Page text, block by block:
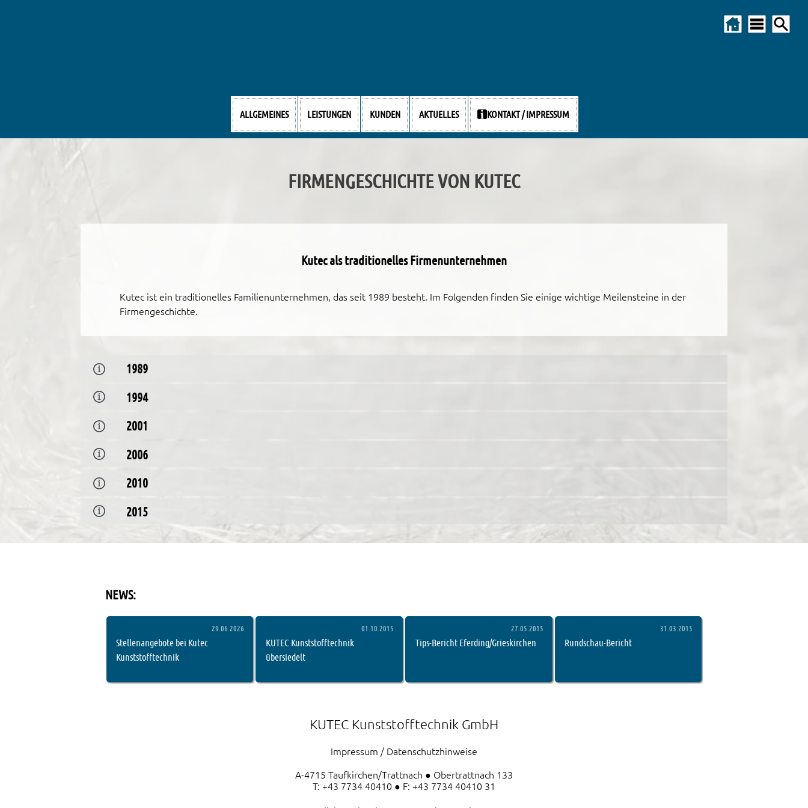
ALLGEMEINES LEISTUNGEN KUNDEN AKTUELLES KONTAKT / IMPRESSUM
FIRMENGESCHICHTE VON KUTEC
Kutec als traditionelles Firmenunternehmen
Kutec ist ein traditionelles Familienunternehmen, das seit 1989 besteht. Im Folgenden finden Sie einige wichtige Meilensteine in der
Firmengeschichte.
1989
1994
2001
2006
2010
2015
NEWS:
Dieses eingebettete Fenster zeigt die aktuellen Nachrichten von Superweb.at. Der Inhalt wird automatisch aktualisiert.
29.06.2026
Stellenangebote bei Kutec
Kunststofftechnik
01.10.2015
KUTEC Kunststofftechnik
übersiedelt
27.05.2015
Tips-Bericht Eferding/Grieskirchen
31.03.2015
Rundschau-Bericht
KUTEC Kunststofftechnik GmbH
Impressum / Datenschutzhinweise
A-4715 Taufkirchen/Trattnach ● Obertrattnach 133
T: +43 7734 40410 ● F: +43 7734 40410 31